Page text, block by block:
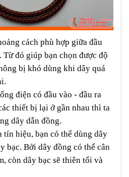
cách phù hợp giữa đầu
Từ đó giúp bạn chọn được độ
bị khó dùng khi dây quá
điện có đầu vào - đầu ra
thiết bị lại ở gần nhau thì ta
dây dẫn đồng.
tín hiệu, bạn có thể dùng dây
bạc. Bởi dây đồng có thể cân
còn dây bạc sẽ thiên tối và